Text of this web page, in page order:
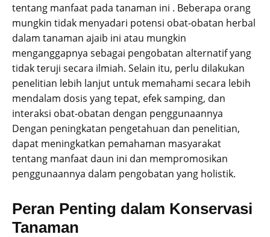
tentang manfaat pada tanaman ini . Beberapa orang
mungkin tidak menyadari potensi obat-obatan herbal
dalam tanaman ajaib ini atau mungkin
menganggapnya sebagai pengobatan alternatif yang
tidak teruji secara ilmiah. Selain itu, perlu dilakukan
penelitian lebih lanjut untuk memahami secara lebih
mendalam dosis yang tepat, efek samping, dan
interaksi obat-obatan dengan penggunaannya
Dengan peningkatan pengetahuan dan penelitian,
dapat meningkatkan pemahaman masyarakat
tentang manfaat daun ini dan mempromosikan
penggunaannya dalam pengobatan yang holistik.
Peran Penting dalam Konservasi
Tanaman